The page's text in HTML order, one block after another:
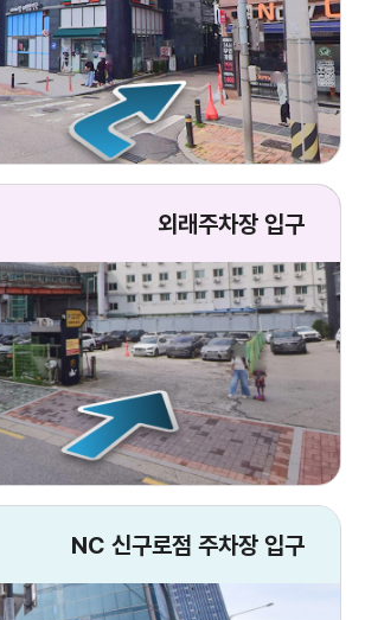
외래주차장 입구
NC 신구로점 주차장 입구